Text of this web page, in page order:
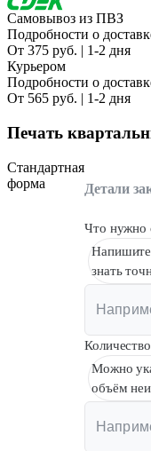
Самовывоз из ПВЗ
Подробности о
От 375 руб. | 1-2 дня
Курьером
Подробности о
От 565 руб. | 1-2 дня
Печать
Стандартная
форма
Детали
Что нужно
Напишите
знать
Можно
объём